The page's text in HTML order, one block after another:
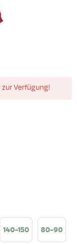
Verfügung!
140-150 80-90